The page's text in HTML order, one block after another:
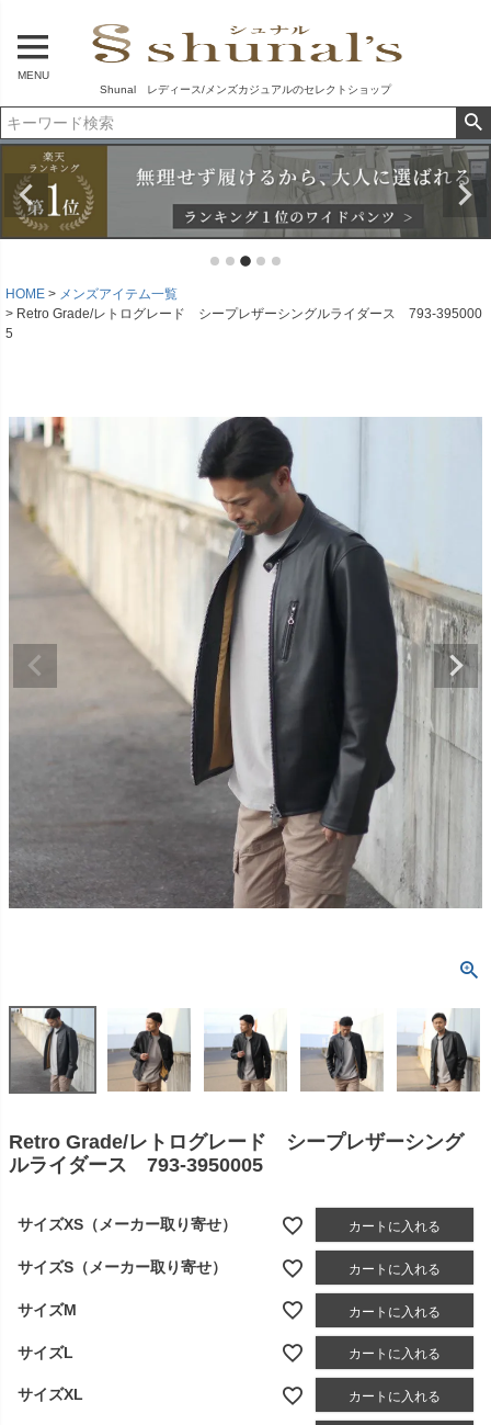
MENU
Shunal レディース/メンズカジュアルのセレクトショップ
HOME
メンズアイテム一覧
Retro Grade/レトログレード シープレザーシングルライダース 793-395000
5
Retro Grade/レトログレード シープレザーシング
ルライダース 793-3950005
サイズXS（メーカー取り寄せ） カートに入れる
サイズS（メーカー取り寄せ） カートに入れる
サイズM カートに入れる
サイズL カートに入れる
サイズXL カートに入れる